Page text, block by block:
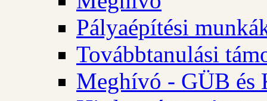
Pályaépítési
Továbbtanulási
Meghívó - GÜB és